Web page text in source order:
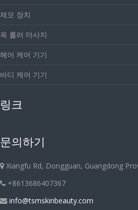
제모 장치
옥 롤러 마사지
헤어 케어 기기
바디 케어 기기
링크
문의하기
Xiangfu Rd, Dongguan, Guangdong
+8613686407367
info@tsmskinbeauty.com